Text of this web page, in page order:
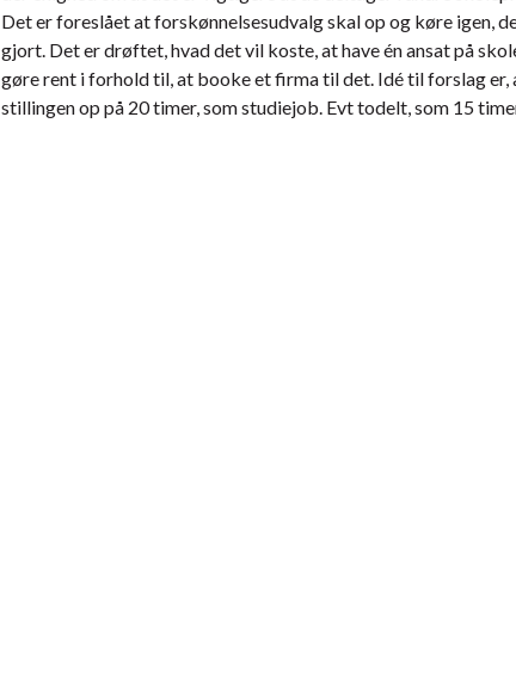
Det er foreslået at forskønnelsesudvalg skal op og køre igen,
gjort. Det er drøftet, hvad det vil koste, at have én ansat på
gøre rent i forhold til, at booke et firma til det. Idé til forslag er,
stillingen op på 20 timer, som studiejob. Evt todelt, som 15